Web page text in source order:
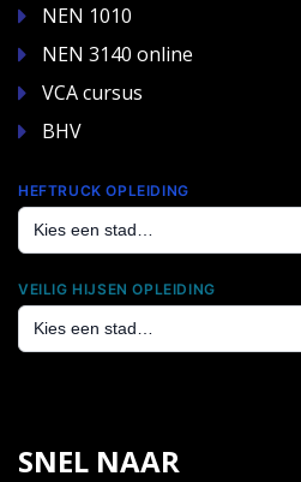
NEN 1010
NEN 3140 online
VCA cursus
BHV
HEFTRUCK OPLEIDING
VEILIG HIJSEN OPLEIDING
SNEL NAAR